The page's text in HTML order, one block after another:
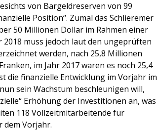
von Bargeldreserven von 99
Position“. Zumal das Schlieremer
50 Millionen Dollar im Rahmen einer
muss jedoch laut den ungeprüften
werden, nach 25,8 Millionen
im Jahr 2017 waren es noch 25,4
die finanzielle Entwicklung im Vorjahr im
sein Wachstum beschleunigen will,
Erhöhung der Investitionen an, was
118 Vollzeitmitarbeitende für
dem Vorjahr.